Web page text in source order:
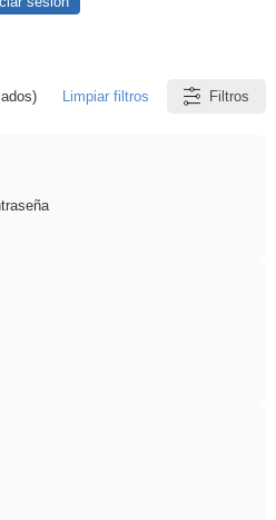
Limpiar filtros Filtros